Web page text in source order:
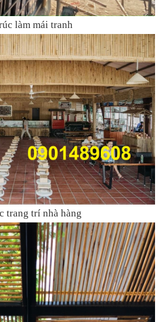
làm mái tranh
trang trí nhà hàng